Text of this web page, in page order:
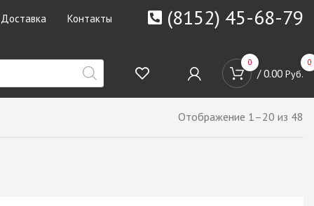
Доставка Контакты (8152) 45-68-79
0 0
/ 0.00 Руб.
Отображение 1–20 из 48